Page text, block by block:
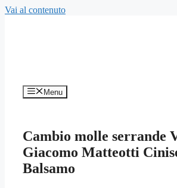
Vai al contenuto
Menu
Cambio molle serrande
Giacomo Matteotti
Balsamo